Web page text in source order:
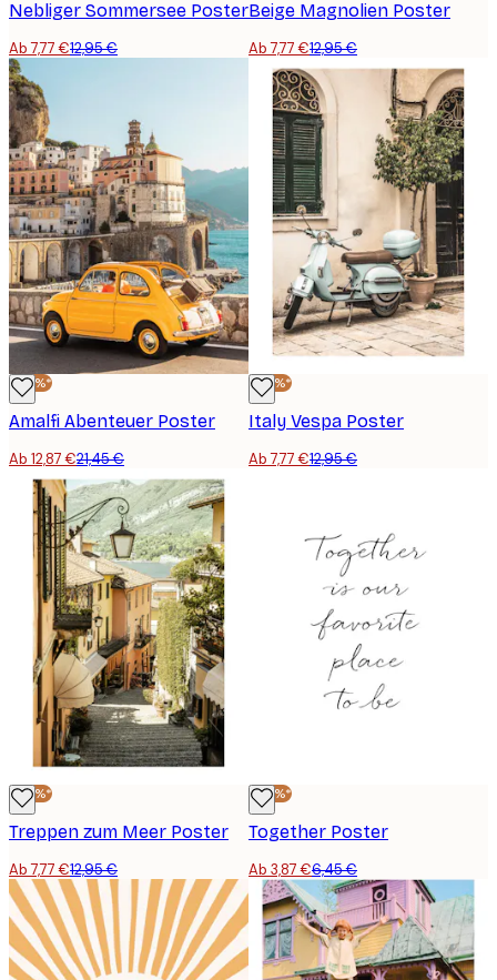
Nebliger Sommersee Poster
Ab 7,77 €12,95 €
Beige Magnolien Poster
Ab 7,77 €12,95 €
-40%*
Amalfi Abenteuer Poster
Ab 12,87 €21,45 €
-40%*
Italy Vespa Poster
Ab 7,77 €12,95 €
-40%*
Treppen zum Meer Poster
Ab 7,77 €12,95 €
-40%*
Together Poster
Ab 3,87 €6,45 €